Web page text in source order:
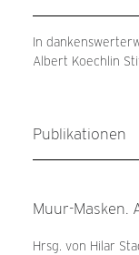
In
Albert Koechlin
Publikationen
Muur-Masken.
Hrsg. von Hilar